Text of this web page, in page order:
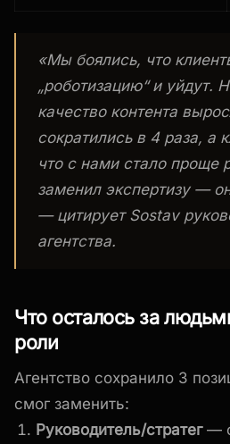
«Мы боялись, что
„роботизацию“ и уйдут.
качество контента
сократились в 4 раза, а
что с нами стало проще
заменил экспертизу —
— цитирует Sostav
агентства.
Что осталось за
роли
Агентство сохранило 3
смог заменить:
Руководитель/стратег—